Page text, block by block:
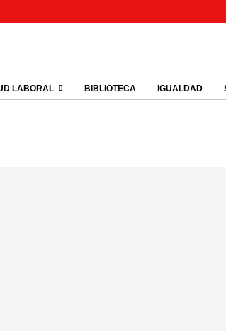
LABORAL BIBLIOTECA IGUALDAD